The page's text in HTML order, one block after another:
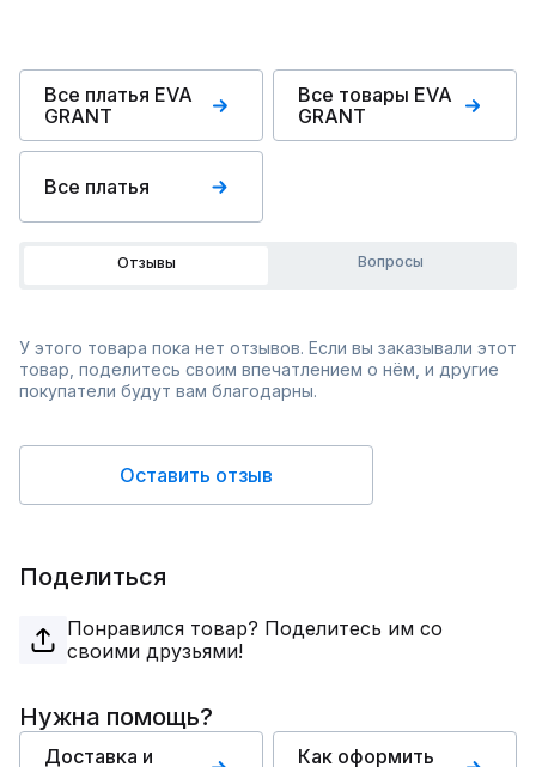
Все платья EVA
GRANT
Все товары EVA
GRANT
Все платья
Отзывы Вопросы
У этого товара пока нет отзывов. Если вы заказывали этот
товар, поделитесь своим впечатлением о нём, и другие
покупатели будут вам благодарны.
Оставить отзыв
Поделиться
Понравился товар? Поделитесь им со
своими друзьями!
Нужна помощь?
Доставка и
Как оформить